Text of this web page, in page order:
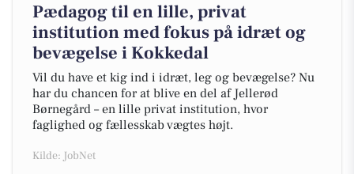
Pædagog til en lille, privat
institution med fokus på idræt og
bevægelse i Kokkedal
Vil du have et kig ind i idræt, leg og bevægelse? Nu
har du chancen for at blive en del af Jellerød
Børnegård – en lille privat institution, hvor
faglighed og fællesskab vægtes højt.
Kilde: JobNet